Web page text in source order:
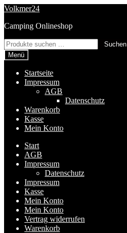
Zur
springen
Zum
springen
Volkmer24
Camping Onlineshop
Suchen
nach:
Suchen
Menü
Startseite
Impressum
AGB
Datenschutz
Warenkorb
Kasse
Mein Konto
Start
AGB
Impressum
Datenschutz
Impressum
Kasse
Mein Konto
Mein Konto
Vertrag widerrufen
Warenkorb